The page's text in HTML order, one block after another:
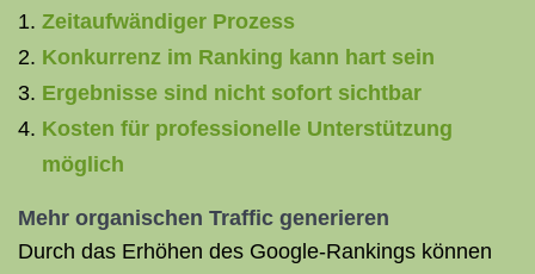
Zeitaufwändiger Prozess
Konkurrenz im Ranking kann hart sein
Ergebnisse sind nicht sofort sichtbar
Kosten für professionelle Unterstützung
möglich
Mehr organischen Traffic generieren
Durch das Erhöhen des Google-Rankings können